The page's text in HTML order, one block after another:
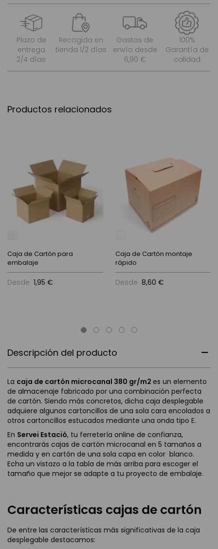
Plazo de
entrega
2/4 días
Recogida en
tienda 1/2 días
Gastos de
envío desde
6,90 €
100%
Garantía de
calidad
Descripción del producto
La caja de cartón microcanal 380 gr/m2 es un elemento
de almacenaje fabricado por una combinación perfecta
de cartón. Siendo más concretos, dicha caja desplegable
adquiere algunos cartoncillos de una sola cara encolados a
otros cartoncillos estucados mediante una onda tipo E.
En Servei Estació, tu ferretería online de confianza,
encontrarás cajas de cartón microcanal en 5 tamaños a
medida y en cartón de una sola capa en color blanco.
Echa un vistazo a la tabla de más arriba para escoger el
tamaño que mejor se adapte a tu proyecto de embalaje.
Características cajas de cartón
De entre las características más significativas de la caja
desplegable destacamos:
Productos relacionados
Caja de Cartón para
embalaje
Desde 1,95 €
Caja de Cartón montaje
rápido
Desde 8,60 €